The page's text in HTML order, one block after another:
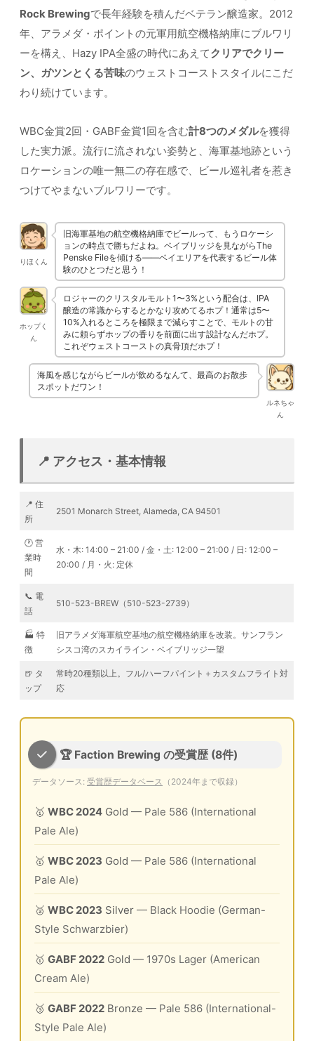
Rock Brewingで長年経験を積んだベテラン醸造家。2012
年、アラメダ・ポイントの元軍用航空機格納庫にブルワリ
ーを構え、Hazy IPA全盛の時代にあえてクリアでクリー
ン、ガツンとくる苦味のウェストコーストスタイルにこだ
わり続けています。
WBC金賞2回・GABF金賞1回を含む計8つのメダルを獲得
した実力派。流行に流されない姿勢と、海軍基地跡という
ロケーションの唯一無二の存在感で、ビール巡礼者を惹き
つけてやまないブルワリーです。
りほくん
旧海軍基地の航空機格納庫でビールって、もうロケーシ
ョンの時点で勝ちだよね。ベイブリッジを見ながらThe
Penske Fileを傾ける——ベイエリアを代表するビール体
験のひとつだと思う！
ホップく
ん
ロジャーのクリスタルモルト1〜3%という配合は、IPA
醸造の常識からするとかなり攻めてるホプ！通常は5〜
10%入れるところを極限まで減らすことで、モルトの甘
みに頼らずホップの香りを前面に出す設計なんだホプ。
これぞウェストコーストの真骨頂だホプ！
ルネちゃ
ん
海風を感じながらビールが飲めるなんて、最高のお散歩
スポットだワン！
📍 アクセス・基本情報
📍 住
所
2501 Monarch Street, Alameda, CA 94501
🕐 営
業時
間
水・木: 14:00 – 21:00 / 金・土: 12:00 – 21:00 / 日: 12:00 –
20:00 / 月・火: 定休
📞 電
話
510-523-BREW（510-523-2739）
🏭 特
徴
旧アラメダ海軍航空基地の航空機格納庫を改装。サンフラン
シスコ湾のスカイライン・ベイブリッジ一望
🍺 タ
ップ
常時20種類以上。フル/ハーフパイント＋カスタムフライト対
応
🏆 Faction Brewing の受賞歴 (8件)
データソース: 受賞歴データベース （2024年まで収録）
🥇 WBC 2024 Gold — Pale 586 (International
Pale Ale)
🥇 WBC 2023 Gold — Pale 586 (International
Pale Ale)
🥈 WBC 2023 Silver — Black Hoodie (German-
Style Schwarzbier)
🥇 GABF 2022 Gold — 1970s Lager (American
Cream Ale)
🥉 GABF 2022 Bronze — Pale 586 (International-
Style Pale Ale)